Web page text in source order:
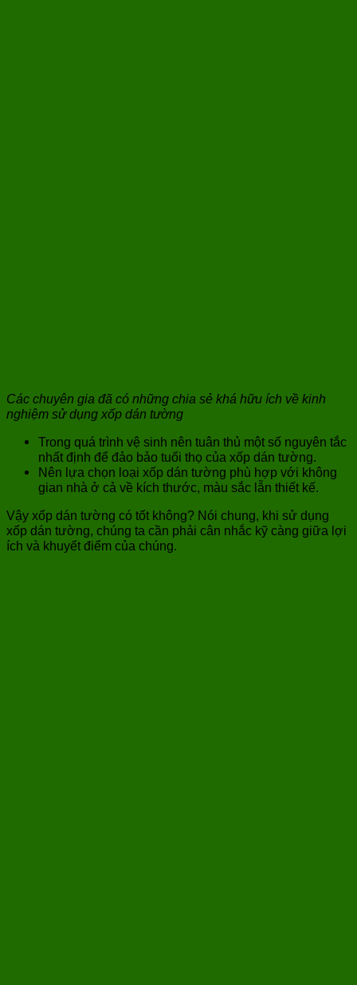
Các chuyên gia đã có những chia sẻ khá hữu ích về kinh
nghiệm sử dụng xốp dán tường
Trong quá trình vệ sinh nên tuân thủ một số nguyên tắc
nhất định để đảo bảo tuổi thọ của xốp dán tường.
Nên lựa chọn loại xốp dán tường phù hợp với không
gian nhà ở cả về kích thước, màu sắc lẫn thiết kế.
Vậy xốp dán tường có tốt không? Nói chung, khi sử dụng
xốp dán tường, chúng ta cần phải cân nhắc kỹ càng giữa lợi
ích và khuyết điểm của chúng.